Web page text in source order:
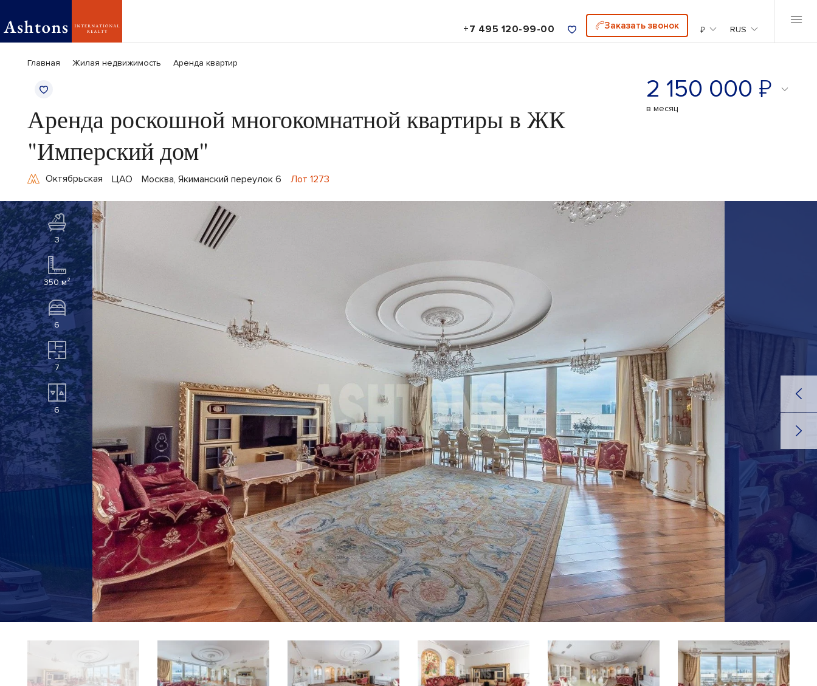
+7 495 120-99-00 Заказать звонок ₽ RUS
Главная Жилая недвижимость Аренда квартир
Аренда роскошной многокомнатной квартиры в ЖК
"Имперский дом"
Октябрьская ЦАО Москва, Якиманский переулок 6 Лот 1273
2 150 000 ₽
в месяц
3
350 м²
6
7
6